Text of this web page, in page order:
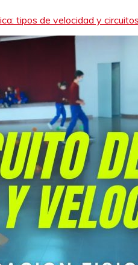
tipos de velocidad y circuitos